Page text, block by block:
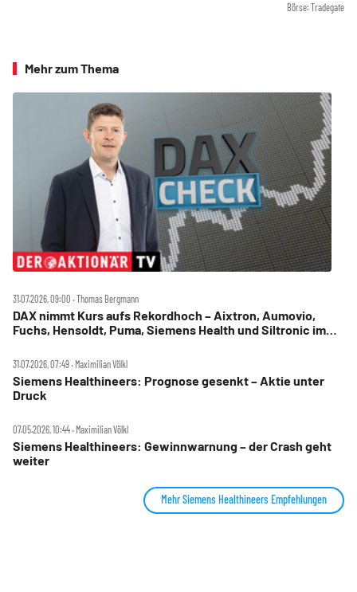
Börse: Tradegate
Mehr zum Thema
31.07.2026, 09:00 ‧ Thomas Bergmann
DAX nimmt Kurs aufs Rekordhoch – Aixtron, Aumovio,
Fuchs, Hensoldt, Puma, Siemens Health und Siltronic im
31.07.2026, 07:49 ‧ Maximilian Völkl
Siemens Healthineers: Prognose gesenkt – Aktie unter
Druck
07.05.2026, 10:44 ‧ Maximilian Völkl
Siemens Healthineers: Gewinnwarnung – der Crash geht
weiter
Mehr Siemens Healthineers Empfehlungen